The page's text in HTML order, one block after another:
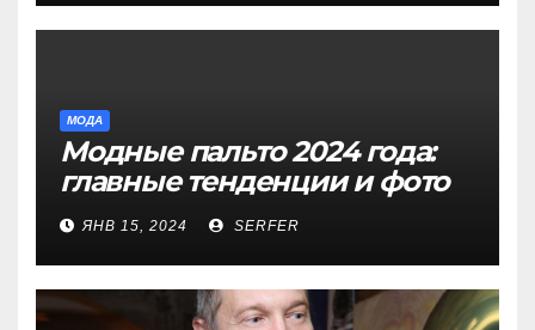
МОДА
Модные пальто 2024 года:
главные тенденции и фото
новинок
ЯНВ 15, 2024 SERFER